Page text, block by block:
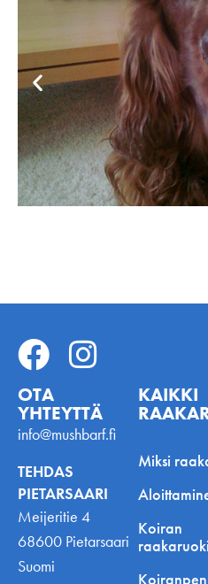
OTA
YHTEYTTÄ
info@mushbarf.fi
TEHDAS
PIETARSAARI
Meijeritie 4
68600 Pietarsaari
Suomi
KAIKKI
Miksi
Koiran